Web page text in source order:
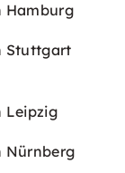
Hamburg
Stuttgart
Leipzig
Nürnberg